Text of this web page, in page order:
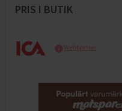
PRIS I BUTIK
Webbpriser